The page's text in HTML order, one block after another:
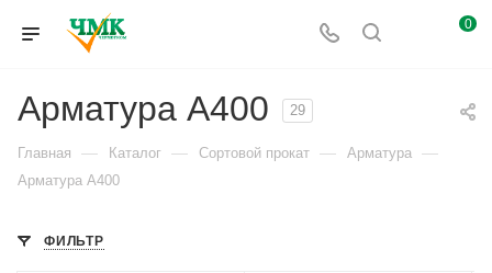
0
Арматура А400 29
Главная — Каталог — Сортовой прокат — Арматура —
Арматура А400
ФИЛЬТР